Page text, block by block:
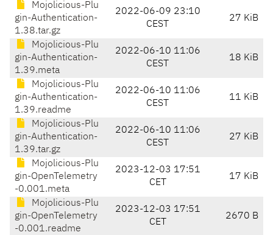
Mojolicious-Plu
gin-Authentication-
1.38.tar.gz
2022-06-09 23:10
CEST
27 KiB
Mojolicious-Plu
gin-Authentication-
1.39.meta
2022-06-10 11:06
CEST
18 KiB
Mojolicious-Plu
gin-Authentication-
1.39.readme
2022-06-10 11:06
CEST
11 KiB
Mojolicious-Plu
gin-Authentication-
1.39.tar.gz
2022-06-10 11:06
CEST
27 KiB
Mojolicious-Plu
gin-OpenTelemetry
-0.001.meta
2023-12-03 17:51
CET
17 KiB
Mojolicious-Plu
gin-OpenTelemetry
-0.001.readme
2023-12-03 17:51
CET
2670 B